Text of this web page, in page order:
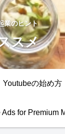
業のヒント
スメ
Youtubeの始め方